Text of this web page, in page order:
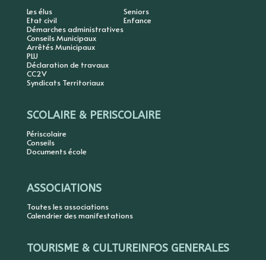
Les élus
Etat civil
Démarches administratives
Conseils Municipaux
Arrêtés Municipaux
PLU
Déclaration de travaux
CC2V
Syndicats Territoriaux
Seniors
Enfance
SCOLAIRE & PERISCOLAIRE
Périscolaire
Conseils
Documents école
ASSOCIATIONS
Toutes les associations
Calendrier des manifestations
TOURISME & CULTUREINFOS GENERALES